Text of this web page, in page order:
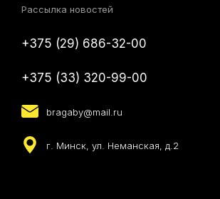
Рассылка новостей
+375 (29) 686-32-00
+375 (33) 320-99-00
bragaby@mail.ru
г. Минск, ул. Неманская, д.2